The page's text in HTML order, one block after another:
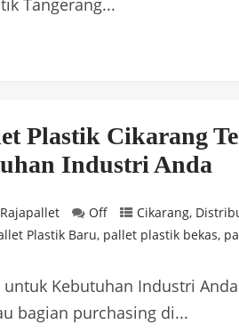
Tangerang...
Plastik Cikarang
Industri Anda
Rajapallet Off Cikarang,
Plastik Baru, pallet plastik bekas,
Kebutuhan Industri Anda
bagian purchasing di...